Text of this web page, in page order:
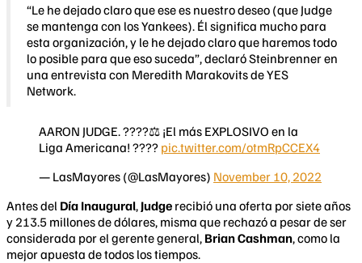
“Le he dejado claro que ese es nuestro deseo (que Judge
se mantenga con los Yankees). Él significa mucho para
esta organización, y le he dejado claro que haremos todo
lo posible para que eso suceda”, declaró Steinbrenner en
una entrevista con Meredith Marakovits de YES
Network.
AARON JUDGE. ????‍⚖️ ¡El más EXPLOSIVO en la
Liga Americana! ???? pic.twitter.com/otmRpCCEX4
— LasMayores (@LasMayores) November 10, 2022
Antes del Día Inaugural, Judge recibió una oferta por siete años
y 213.5 millones de dólares, misma que rechazó a pesar de ser
considerada por el gerente general, Brian Cashman, como la
mejor apuesta de todos los tiempos.